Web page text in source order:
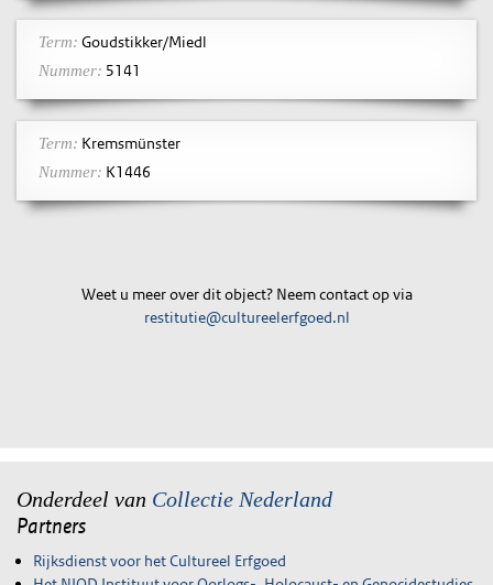
Term: Goudstikker/Miedl
Nummer: 5141
Term: Kremsmünster
Nummer: K1446
Weet u meer over dit object? Neem contact op via
restitutie@cultureelerfgoed.nl
Onderdeel van Collectie Nederland
Partners
Rijksdienst voor het Cultureel Erfgoed